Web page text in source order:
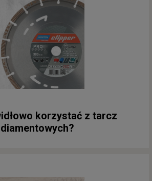
korzystać z tarcz
diamentowych?